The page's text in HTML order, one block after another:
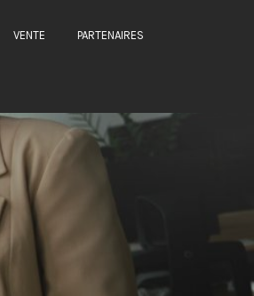
VENTE PARTENAIRES